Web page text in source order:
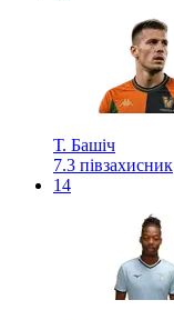
Т. Башіч
7.3 півзахисник
14